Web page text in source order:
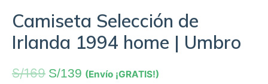
Camiseta Selección de
Irlanda 1994 home | Umbro
S/169 S/139 (Envío ¡GRATIS!)